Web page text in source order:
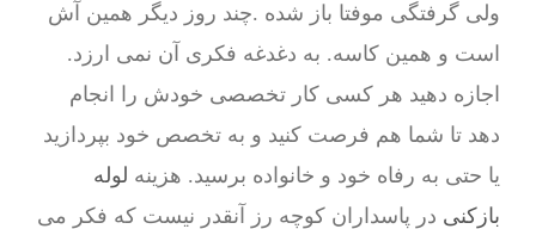
ولی گرفتگی موفتا باز شده .چند روز دیگر همین آش
است و همین کاسه. به دغدغه فکری آن نمی ارزد.
اجازه دهید هر کسی کار تخصصی خودش را انجام
دهد تا شما هم فرصت کنید و به تخصص خود بپردازید
یا حتی به رفاه خود و خانواده برسید. هزینه لوله
بازکنی در پاسداران کوچه رز آنقدر نیست که فکر می